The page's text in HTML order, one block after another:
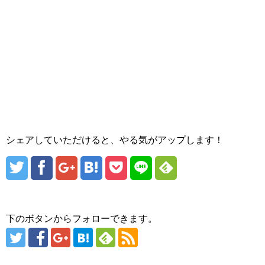
シェアしていただけると、やる気がアップします！
下のボタンからフォローできます。